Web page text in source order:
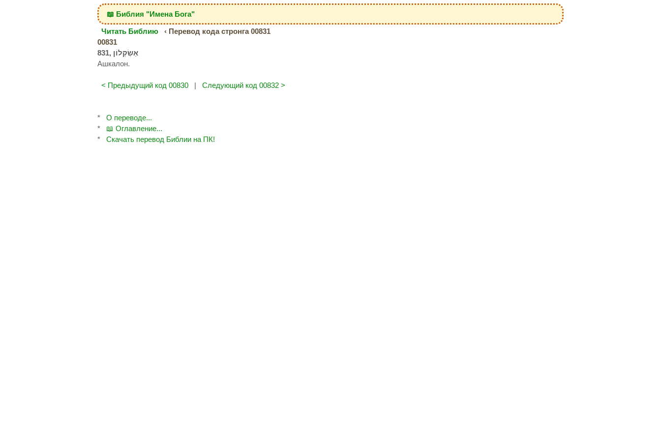
📖 Библия "Имена Бога"
Читать Библию
‹ Перевод кода стронга 00831
00831
Ашкалон.
< Предыдущий код 00830 | Следующий код 00832 >
*
О переводе...
*
📖 Оглавление...
*
Скачать перевод Библии на ПК!